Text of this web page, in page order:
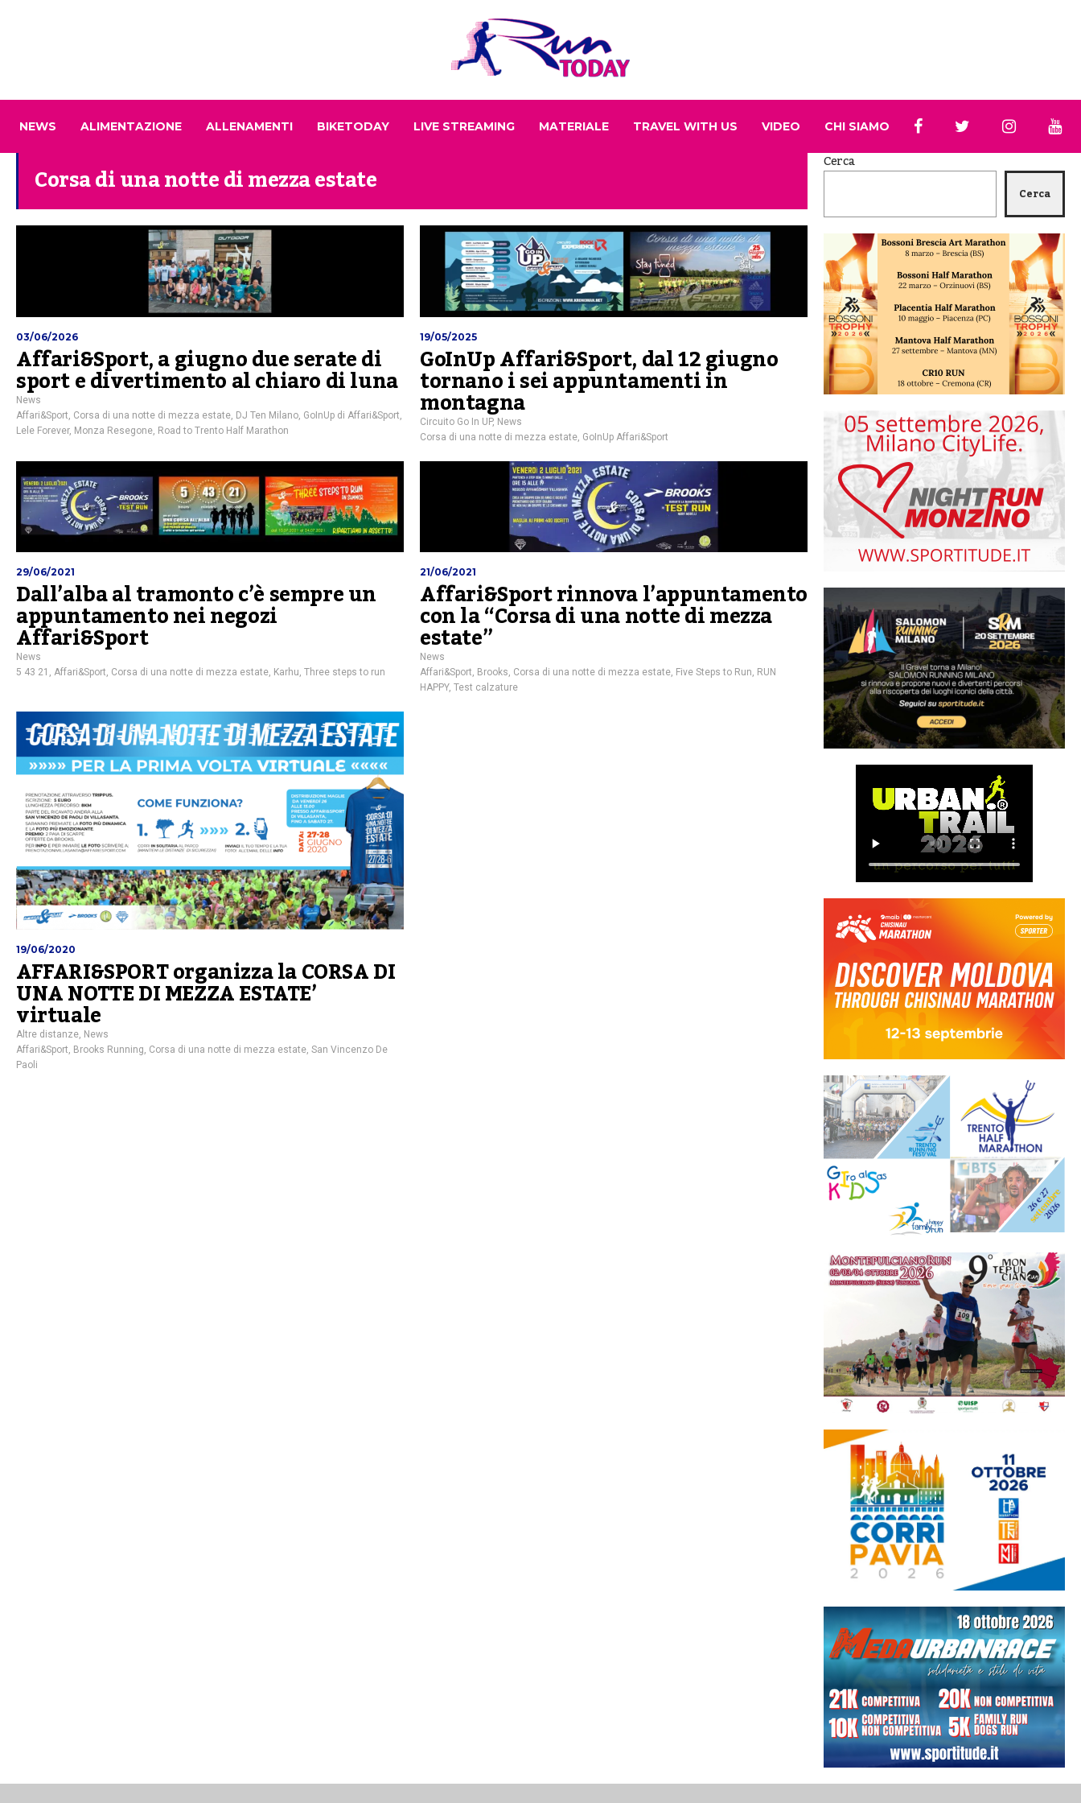
NEWS ALIMENTAZIONE ALLENAMENTI BIKETODAY LIVE STREAMING MATERIALE TRAVEL WITH US VIDEO CHI SIAMO
Corsa di una notte di mezza estate
03/06/2026
Affari&Sport, a giugno due serate di
sport e divertimento al chiaro di luna
News
Affari&Sport, Corsa di una notte di mezza estate, DJ Ten Milano, GoInUp di Affari&Sport,
Lele Forever, Monza Resegone, Road to Trento Half Marathon
19/05/2025
GoInUp Affari&Sport, dal 12 giugno
tornano i sei appuntamenti in
montagna
Circuito Go In UP, News
Corsa di una notte di mezza estate, GoInUp Affari&Sport
29/06/2021
Dall’alba al tramonto c’è sempre un
appuntamento nei negozi
Affari&Sport
News
5 43 21 , Affari&Sport, Corsa di una notte di mezza estate, Karhu, Three steps to run
21/06/2021
Affari&Sport rinnova l’appuntamento
con la “Corsa di una notte di mezza
estate”
News
Affari&Sport, Brooks, Corsa di una notte di mezza estate, Five Steps to Run, RUN
HAPPY, Test calzature
19/06/2020
AFFARI&SPORT organizza la CORSA DI
UNA NOTTE DI MEZZA ESTATE’
virtuale
Altre distanze, News
Affari&Sport, Brooks Running, Corsa di una notte di mezza estate, San Vincenzo De
Paoli
Cerca
Cerca